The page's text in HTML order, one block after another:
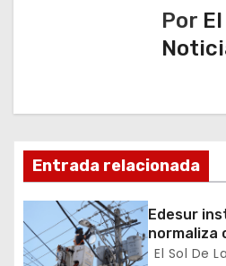
d
e
e
n
t
Por
Entrada relacionada
Edesur
normaliza
en 12
El Sol De